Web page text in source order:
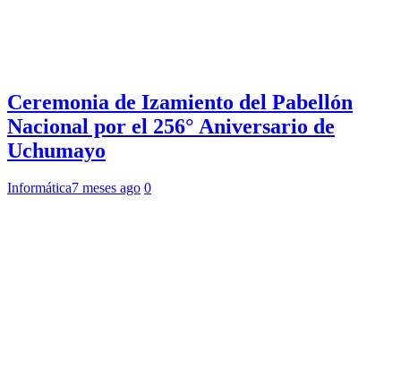
Ceremonia de Izamiento del Pabellón
Nacional por el 256° Aniversario de
Uchumayo
Informática7 meses ago 0